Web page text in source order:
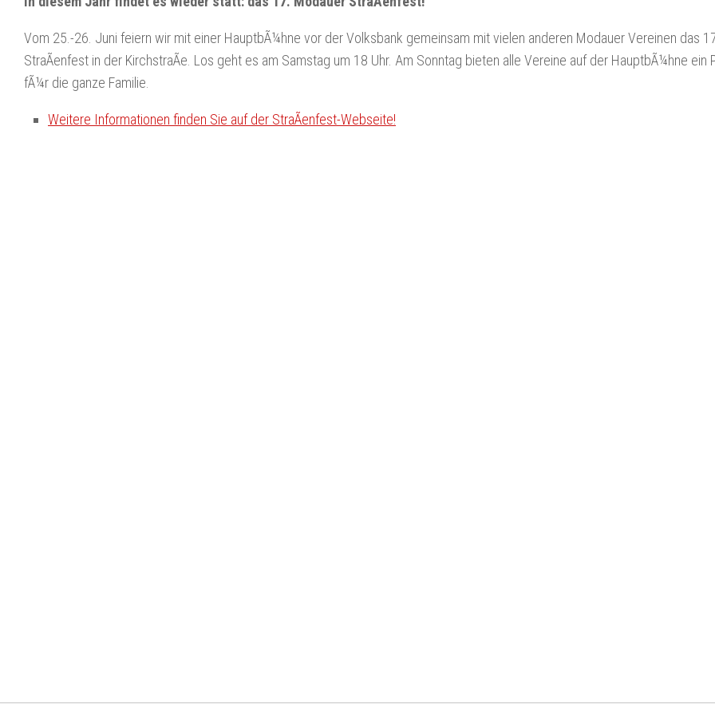
Vom 25.-26. Juni feiern wir mit einer HauptbÃ¼hne vor der Volksbank gemeinsam mit vielen anderen Modauer Vereinen das
StraÃenfest in der KirchstraÃe. Los geht es am Samstag um 18 Uhr. Am Sonntag bieten alle Vereine auf der HauptbÃ¼hne ein
fÃ¼r die ganze Familie.
Weitere Informationen finden Sie auf der StraÃenfest-Webseite!